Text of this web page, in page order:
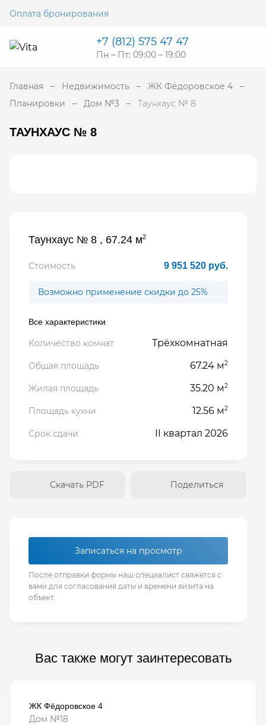
Оплата бронирования
+7 (812) 575 47 47
Пн – Пт: 09:00 – 19:00
Главная Недвижимость
ЖК Фёдоровское 4
Планировки
Дом №3 Таунхаус № 8
ТАУНХАУС № 8
Таунхаус № 8 , 67.24 м2
Стоимость 9 951 520 руб.
Возможно применение скидки до 25%
Все характеристики
Количество комнат Трёхкомнатная
Общая площадь 67.24 м2
Жилая площадь 35.20 м2
Площадь кухни 12.56 м2
Срок сдачи II квартал 2026
Скачать PDF Поделиться
Записаться на просмотр
После отправки формы наш специалист свяжется с
вами для согласования даты и времени визита на
объект.
Вас также могут заинтересовать
ЖК Фёдоровское 4
Дом №18